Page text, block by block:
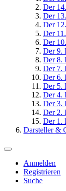
Der
Der
Der
Der
Der
Der 9.
Der 8.
Der 7.
Der 6.
Der 5.
Der 4.
Der 3.
Der 2.
Der 1.
Darsteller &
Anmelden
Registrieren
Suche